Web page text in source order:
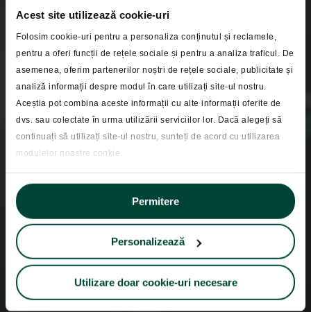
Acest site utilizează cookie-uri
Folosim cookie-uri pentru a personaliza conținutul și reclamele,
pentru a oferi funcții de rețele sociale și pentru a analiza traficul. De
asemenea, oferim partenerilor noștri de rețele sociale, publicitate și
analiză informații despre modul în care utilizați site-ul nostru.
Aceștia pot combina aceste informații cu alte informații oferite de
dvs. sau colectate în urma utilizării serviciilor lor. Dacă alegeți să
continuați să utilizați site-ul nostru, sunteți de acord cu utilizarea
modulelor noastre cookie.
Permitere
Personalizează
Utilizare doar cookie-uri necesare
Blog
Retrospectiva lunii
martie 2025